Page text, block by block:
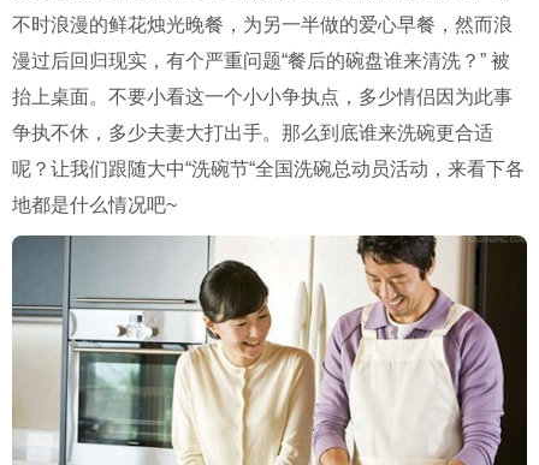
不时浪漫的鲜花烛光晚餐，为另一半做的爱心早餐，然而浪
漫过后回归现实，有个严重问题“餐后的碗盘谁来清洗？ ” 被
抬上桌面。不要小看这一个小小争执点，多少情侣因为此事
争执不休，多少夫妻大打出手。那么到底谁来洗碗更合适
呢？让我们跟随大中“洗碗节“全国洗碗总动员活动，来看下各
地都是什么情况吧~